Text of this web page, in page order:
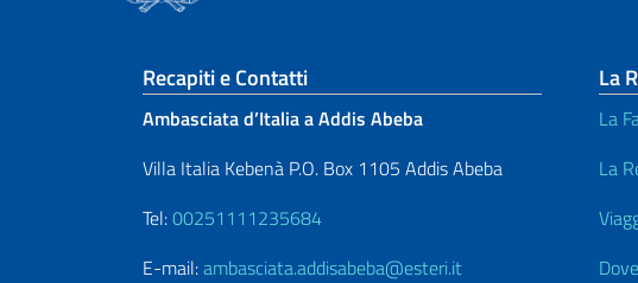
Sezione footer
Recapiti e Contatti
Ambasciata d’Italia a Addis Abeba
Villa Italia Kebenà P.O. Box 1105 Addis Abeba
Tel:00251111235684
E-mail:ambasciata.addisabeba@esteri.it
La
La
La